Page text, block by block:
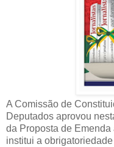
A Comissão de
Deputados aprovou
da Proposta de
institui a